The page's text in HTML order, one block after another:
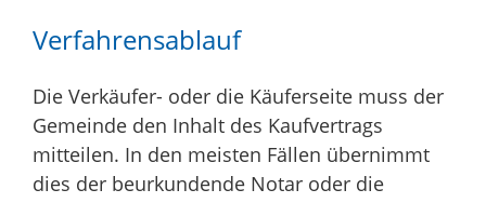
Verfahrensablauf
Die Verkäufer- oder die Käuferseite muss der
Gemeinde den Inhalt des Kaufvertrags
mitteilen. In den meisten Fällen übernimmt
dies der beurkundende Notar oder die